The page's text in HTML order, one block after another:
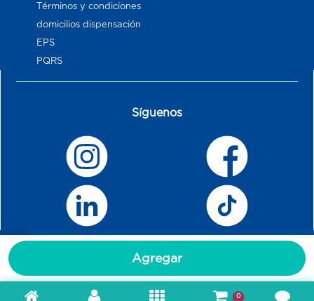
Agregar
Términos y condiciones
domicilios dispensación
EPS
PQRS
Síguenos
0